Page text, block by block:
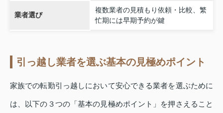
業者選び
複数業者の見積もり依頼・比較、繁
忙期には早期予約が鍵
引っ越し業者を選ぶ基本の見極めポイント
家族での転勤引っ越しにおいて安心できる業者を選ぶために
は、以下の３つの「基本の見極めポイント」を押さえること